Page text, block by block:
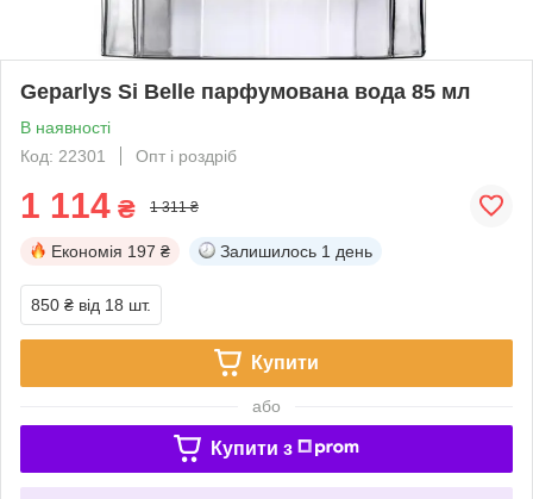
Geparlys Si Belle парфумована вода 85 мл
В наявності
Код: 22301
Опт і роздріб
1 114 ₴ 1 311 ₴
Економія 197 ₴ Залишилось 1 день
850 ₴ від 18 шт.
Купити
або
Купити з